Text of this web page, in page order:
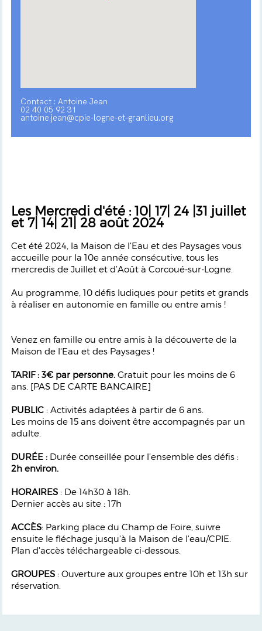
Contact : Antoine Jean
02 40 05 92 31
antoine.jean@cpie-logne-et-granlieu.org
Les Mercredi d'été : 10| 17| 24 |31 juillet
et 7| 14| 21| 28 août 2024
Cet été 2024, la Maison de l’Eau et des Paysages vous
accueille pour la 10e année consécutive, tous les
mercredis de Juillet et d’Août à Corcoué-sur-Logne.
Au programme, 10 défis ludiques pour petits et grands
à réaliser en autonomie en famille ou entre amis !
Venez en famille ou entre amis à la découverte de la
Maison de l'Eau et des Paysages !
TARIF : 3€ par personne. Gratuit pour les moins de 6
ans. [PAS DE CARTE BANCAIRE]
PUBLIC: Activités adaptées à partir de 6 ans.
Les moins de 15 ans doivent être accompagnés par un
adulte.
DURÉE : Durée conseillée pour l’ensemble des déﬁs :
2h environ.
HORAIRES: De 14h30 à 18h.
Dernier accès au site : 17h
ACCÈS: Parking place du Champ de Foire, suivre
ensuite le ﬂéchage jusqu'à la Maison de l'eau/CPIE.
Plan d'accès téléchargeable ci-dessous.
GROUPES : Ouverture aux groupes entre 10h et 13h sur
réservation.